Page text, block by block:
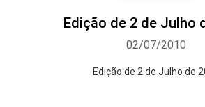
Edição de 2 de Julho
02/07/2010
Edição de 2 de Julho de